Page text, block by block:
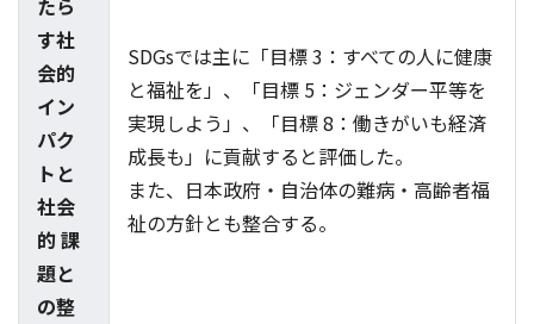
たら
す社
会的
イン
パク
トと
社会
的 課
題と
の整
SDGsでは主に「目標 3：すべての人に健康
と福祉を」、「目標 5：ジェンダー平等を
実現しよう」、「目標 8：働きがいも経済
成長も」に貢献すると評価した。
また、日本政府・自治体の難病・高齢者福
祉の方針とも整合する。